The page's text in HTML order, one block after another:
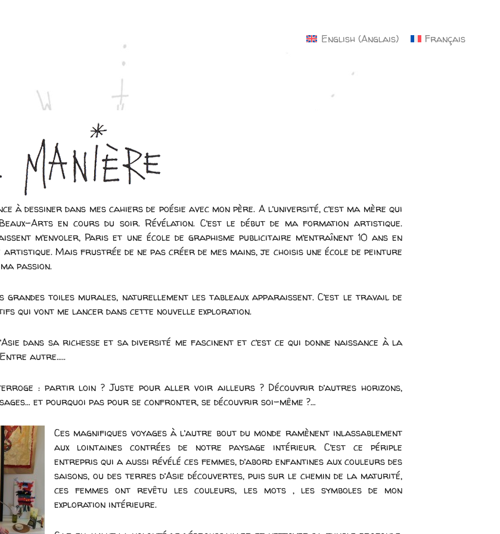
English(Anglais) Français
à dessiner dans mes cahiers de poésie avec mon père. A l’université, c’est ma mère qui
Arts en cours du soir. Révélation. C’est le début de ma formation artistique.
m’envoler, Paris et une école de graphisme publicitaire m’entraînent 10 ans en
Mais frustrée de ne pas créer de mes mains, je choisis une école de peinture
passion.
toiles murales, naturellement les tableaux apparaissent. C’est le travail de
qui vont me lancer dans cette nouvelle exploration.
dans sa richesse et sa diversité me fascinent et c’est ce qui donne naissance à la
autre…..
: partir loin ? Juste pour aller voir ailleurs ? Découvrir d’autres horizons,
et pourquoi pas pour se confronter, se découvrir soi-même ?…
Ces magnifiques voyages à l’autre bout du monde ramènent inlassablement
aux lointaines contrées de notre paysage intérieur. C’est ce périple
entrepris qui a aussi révélé ces femmes, d’abord enfantines aux couleurs des
saisons, ou des terres d’Asie découvertes, puis sur le chemin de la maturité,
ces femmes ont revêtu les couleurs, les mots , les symboles de mon
exploration intérieure.